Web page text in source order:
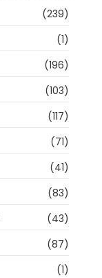
(239)
(1)
(196)
(103)
(117)
(71)
(41)
(83)
(43)
(87)
(1)